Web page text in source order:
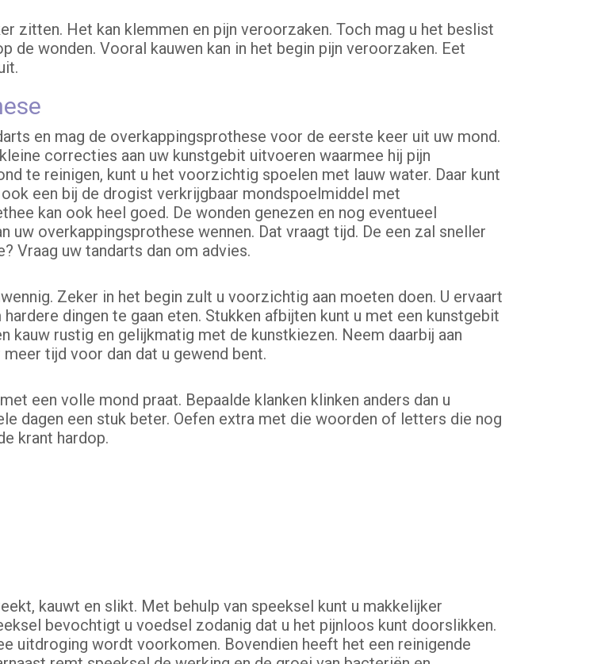
zitten. Het kan klemmen en pijn veroorzaken. Toch mag u het beslist
de wonden. Vooral kauwen kan in het begin pijn veroorzaken. Eet
en mag de overkappingsprothese voor de eerste keer uit uw mond.
correcties aan uw kunstgebit uitvoeren waarmee hij pijn
te reinigen, kunt u het voorzichtig spoelen met lauw water. Daar kunt
een bij de drogist verkrijgbaar mondspoelmiddel met
kan ook heel goed. De wonden genezen en nog eventueel
uw overkappingsprothese wennen. Dat vraagt tijd. De een zal sneller
Vraag uw tandarts dan om advies.
Zeker in het begin zult u voorzichtig aan moeten doen. U ervaart
dingen te gaan eten. Stukken afbijten kunt u met een kunstgebit
kauw rustig en gelijkmatig met de kunstkiezen. Neem daarbij aan
tijd voor dan dat u gewend bent.
een volle mond praat. Bepaalde klanken klinken anders dan u
dagen een stuk beter. Oefen extra met die woorden of letters die nog
krant hardop.
kauwt en slikt. Met behulp van speeksel kunt u makkelijker
bevochtigt u voedsel zodanig dat u het pijnloos kunt doorslikken.
uitdroging wordt voorkomen. Bovendien heeft het een reinigende